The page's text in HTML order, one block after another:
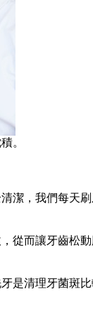
。
，我們每天刷
而讓牙齒松
是清理牙菌斑